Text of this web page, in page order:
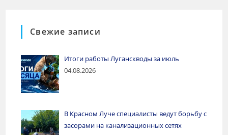
Свежие записи
Итоги работы Луганскводы за июль
04.08.2026
В Красном Луче специалисты ведут борьбу с
засорами на канализационных сетях